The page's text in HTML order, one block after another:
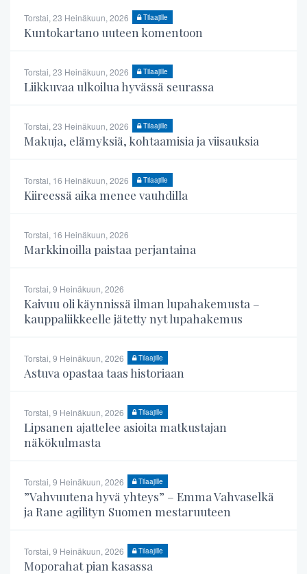
Torstai, 23 Heinäkuun, 2026 Tilaajille
Kuntokartano uuteen komentoon
Torstai, 23 Heinäkuun, 2026 Tilaajille
Liikkuvaa ulkoilua hyvässä seurassa
Torstai, 23 Heinäkuun, 2026 Tilaajille
Makuja, elämyksiä, kohtaamisia ja viisauksia
Torstai, 16 Heinäkuun, 2026 Tilaajille
Kiireessä aika menee vauhdilla
Torstai, 16 Heinäkuun, 2026
Markkinoilla paistaa perjantaina
Torstai, 9 Heinäkuun, 2026
Kaivuu oli käynnissä ilman lupahakemusta –
kauppaliikkeelle jätetty nyt lupahakemus
Torstai, 9 Heinäkuun, 2026 Tilaajille
Astuva opastaa taas historiaan
Torstai, 9 Heinäkuun, 2026 Tilaajille
Lipsanen ajattelee asioita matkustajan
näkökulmasta
Torstai, 9 Heinäkuun, 2026 Tilaajille
”Vahvuutena hyvä yhteys” – Emma Vahvaselkä
ja Rane agilityn Suomen mestaruuteen
Torstai, 9 Heinäkuun, 2026 Tilaajille
Moporahat pian kasassa